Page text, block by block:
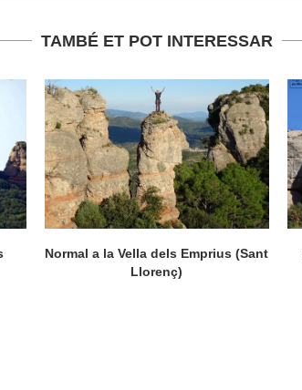
TAMBÉ ET POT INTERESSAR
Normal a la Vella dels Emprius (Sant
Llorenç)